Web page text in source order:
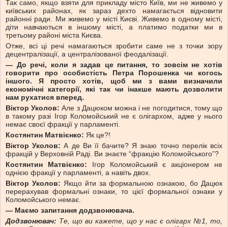
Так само, якщо взяти для прикладу місто Київ, ми не живемо у
київських районах, як зараз дехто намагається відновити
районні ради. Ми живемо у місті Києві. Живемо в одному місті,
діти навчаються в іншому місті, а платимо податки ми в
третьому районі міста Києва.
Отже, всі ці речі намагаються зробити саме не з точки зору
децентралізації, а централізованої феодалізації.
— До речі, коли я задав це питання, то зовсім не хотів
говорити про особистість Петра Порошенка чи когось
іншого. Я просто хотів, щоб ми з вами визначили
економічні категорії, які так чи інакше мають дозволити
нам рухатися вперед.
Віктор Уколов:Але з Дацюком можна і не погодитися, тому що
в такому разі Ігор Коломойський не є олігархом, адже у нього
немає своєї фракції у парламенті.
Костянтин Матвієнко: Як це?!
Віктор Уколов: А де Ви її бачите? Я знаю точно перелік всіх
фракцій у Верховній Раді. Ви знаєте “фракцію Коломойського”?
Костянтин Матвієнко: Ігор Коломойський є акціонером не
однією фракції у парламенті, а навіть двох.
Віктор Уколов: Якщо йти за формальною ознакою, бо Дацюк
перерахував формальні ознаки, то цієї формальної ознаки у
Коломойського немає.
— Маємо запитання додзвонювача.
Додзвонювач: Те, що ви кажете, що у нас є олігарх №1, то,